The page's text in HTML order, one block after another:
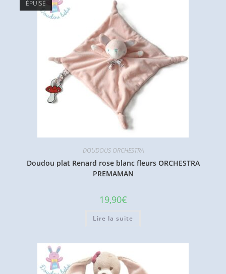
ÉPUISÉ
DOUDOUS ORCHESTRA
Doudou plat Renard rose blanc fleurs ORCHESTRA
PREMAMAN
19,90€
Lire la suite